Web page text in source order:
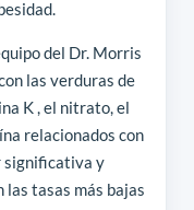
del Dr. Morris
las verduras de
K , el nitrato, el
relacionados con
significativa y
tasas más bajas